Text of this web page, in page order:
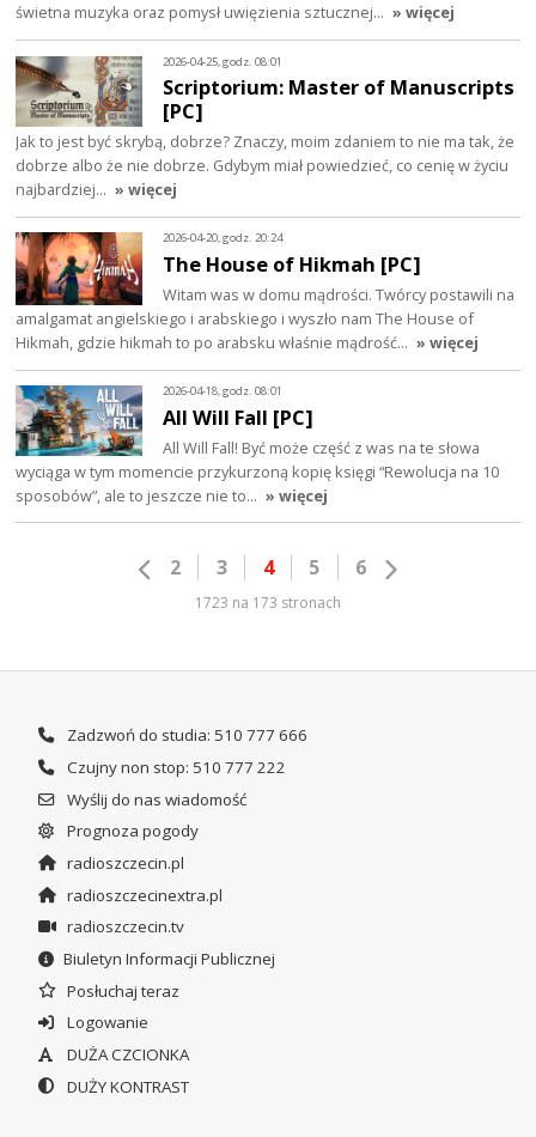
świetna muzyka oraz pomysł uwięzienia sztucznej… » więcej
2026-04-25, godz. 08:01
Scriptorium: Master of Manuscripts
[PC]
Jak to jest być skrybą, dobrze? Znaczy, moim zdaniem to nie ma tak, że
dobrze albo że nie dobrze. Gdybym miał powiedzieć, co cenię w życiu
najbardziej… » więcej
2026-04-20, godz. 20:24
The House of Hikmah [PC]
Witam was w domu mądrości. Twórcy postawili na
amalgamat angielskiego i arabskiego i wyszło nam The House of
Hikmah, gdzie hikmah to po arabsku właśnie mądrość… » więcej
2026-04-18, godz. 08:01
All Will Fall [PC]
All Will Fall! Być może część z was na te słowa
wyciąga w tym momencie przykurzoną kopię księgi “Rewolucja na 10
sposobów”, ale to jeszcze nie to… » więcej
2 3 4 5 6
1723 na 173 stronach
Zadzwoń do studia: 510 777 666
Czujny non stop: 510 777 222
Wyślij do nas wiadomość
Prognoza pogody
radioszczecin.pl
radioszczecinextra.pl
radioszczecin.tv
Biuletyn Informacji Publicznej
Posłuchaj teraz
Logowanie
DUŻA CZCIONKA
DUŻY KONTRAST